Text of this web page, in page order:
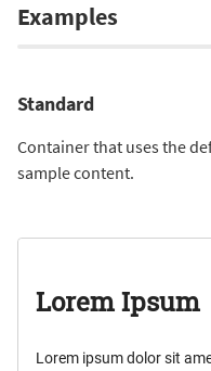
Examples
Standard
Container that uses the
sample content.
Lorem Ipsum
Lorem ipsum dolor sit